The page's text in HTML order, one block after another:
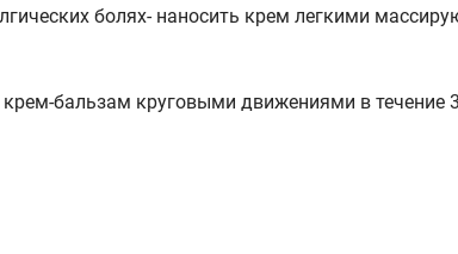
болях- наносить крем легкими
крем-бальзам круговыми движениями в течение